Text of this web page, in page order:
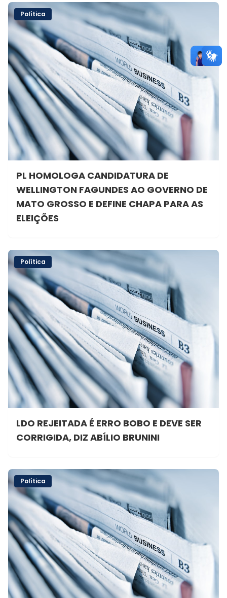
Política
PL HOMOLOGA CANDIDATURA DE
WELLINGTON FAGUNDES AO GOVERNO DE
MATO GROSSO E DEFINE CHAPA PARA AS
ELEIÇÕES
Política
LDO REJEITADA É ERRO BOBO E DEVE SER
CORRIGIDA, DIZ ABÍLIO BRUNINI
Política